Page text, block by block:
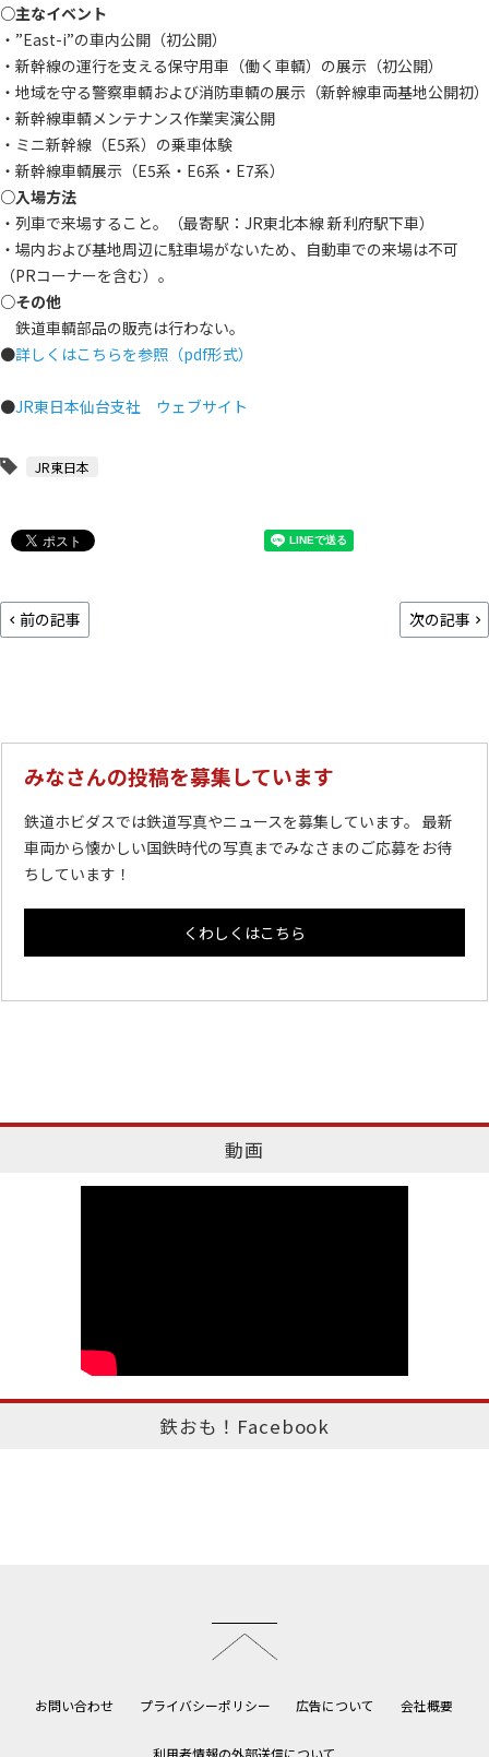
○主なイベント
・”East-i”の車内公開（初公開）
・新幹線の運行を支える保守用車（働く車輌）の展示（初公開）
・地域を守る警察車輌および消防車輌の展示（新幹線車両基地公開初）
・新幹線車輌メンテナンス作業実演公開
・ミニ新幹線（E5系）の乗車体験
・新幹線車輌展示（E5系・E6系・E7系）
○入場方法
・列車で来場すること。（最寄駅：JR東北本線 新利府駅下車）
・場内および基地周辺に駐車場がないため、自動車での来場は不可
（PRコーナーを含む）。
○その他
鉄道車輌部品の販売は行わない。
●詳しくはこちらを参照（pdf形式）
●JR東日本仙台支社 ウェブサイト
JR東日本
前の記事 次の記事
みなさんの投稿を募集しています
鉄道ホビダスでは鉄道写真やニュースを募集しています。 最新
車両から懐かしい国鉄時代の写真までみなさまのご応募をお待
ちしています！
くわしくはこちら
動画
鉄おも！Facebook
お問い合わせ プライバシーポリシー 広告について 会社概要
利用者情報の外部送信について